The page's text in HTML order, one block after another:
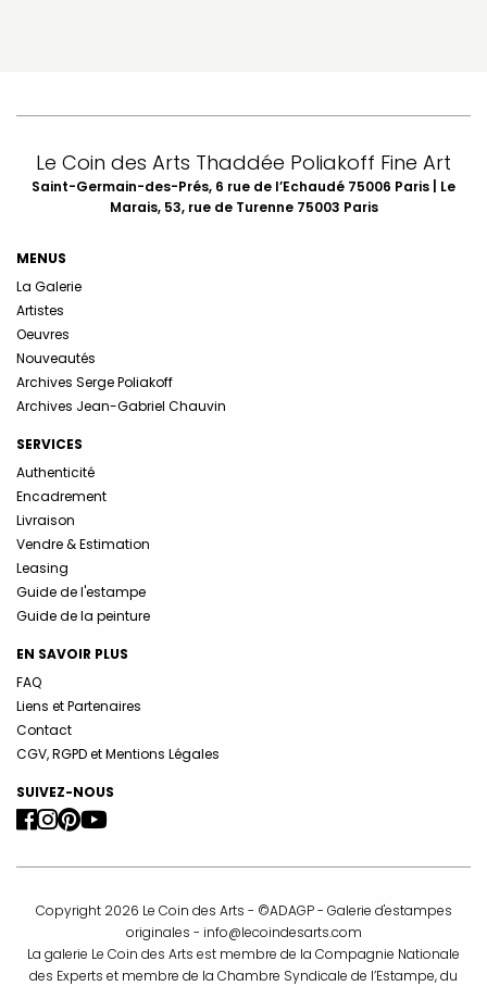
Le Coin des Arts Thaddée Poliakoff Fine Art
Saint-Germain-des-Prés, 6 rue de l’Echaudé 75006 Paris | Le
Marais, 53, rue de Turenne 75003 Paris
MENUS
La Galerie
Artistes
Oeuvres
Nouveautés
Archives Serge Poliakoff
Archives Jean-Gabriel Chauvin
SERVICES
Authenticité
Encadrement
Livraison
Vendre & Estimation
Leasing
Guide de l'estampe
Guide de la peinture
EN SAVOIR PLUS
FAQ
Liens et Partenaires
Contact
CGV, RGPD et Mentions Légales
SUIVEZ-NOUS
Copyright 2026 Le Coin des Arts - ©ADAGP - Galerie d'estampes
originales - info@lecoindesarts.com
La galerie Le Coin des Arts est membre de la Compagnie Nationale
des Experts et membre de la Chambre Syndicale de l’Estampe, du